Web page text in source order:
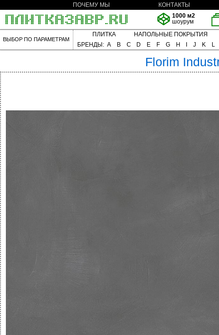
ПОЧЕМУ МЫ
КОНТАКТЫ
1000 м2
шоурум
ВЫБОР ПО ПАРАМЕТРАМ
ПЛИТКА
НАПОЛЬНЫЕ ПОКРЫТИЯ
БРЕНДЫ: A B C D E F G H J K L
Florim